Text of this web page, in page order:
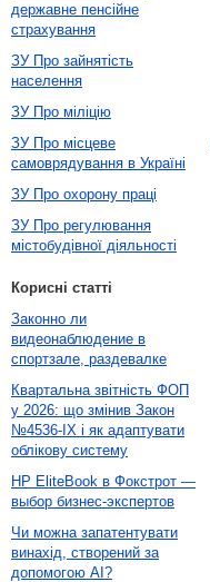
державне пенсійне
страхування
ЗУ Про зайнятість
населення
ЗУ Про міліцію
ЗУ Про місцеве
самоврядування в Україні
ЗУ Про охорону праці
ЗУ Про регулювання
містобудівної діяльності
Корисні статті
Законно ли
видеонаблюдение в
спортзале, раздевалке
Квартальна звітність ФОП
у 2026: що змінив Закон
№4536-IX і як адаптувати
облікову систему
HP EliteBook в Фокстрот —
выбор бизнес-экспертов
Чи можна запатентувати
винахід, створений за
допомогою AI?